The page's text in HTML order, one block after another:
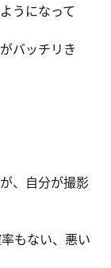
うになって
バッチリき
、自分が撮影
もない、悪い